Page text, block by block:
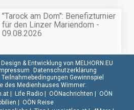
"Tarock am Dom": Benefizturnier
für den Linzer Mariendom -
09.08.2026
& Entwicklung von MELHORN.EU
Datenschutzerklärung
Teilnahmebedingungen Gewinnspiel
des Medienhauses Wimmer:
| Life Radio| OÖNachrichten
OÖN
OÖN Reise